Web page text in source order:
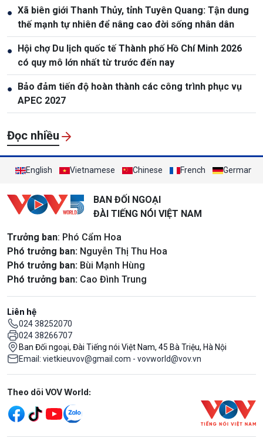
● Xã biên giới Thanh Thủy, tỉnh Tuyên Quang: Tận dung
thế mạnh tự nhiên để nâng cao đời sống nhân dân
●
Hội chợ Du lịch quốc tế Thành phố Hồ Chí Minh 2026
có quy mô lớn nhất từ trước đến nay
●
Bảo đảm tiến độ hoàn thành các công trình phục vụ
APEC 2027
Đọc nhiều
English Vietnamese Chinese French German
BAN ĐỐI NGOẠI
ĐÀI TIẾNG NÓI VIỆT NAM
Trưởng ban: Phó Cẩm Hoa
Phó trưởng ban: Nguyễn Thị Thu Hoa
Phó trưởng ban: Bùi Mạnh Hùng
Phó trưởng ban: Cao Đình Trung
Liên hệ
024 38252070
024 38266707
Ban Đối ngoại, Đài Tiếng nói Việt Nam, 45 Bà Triệu, Hà Nội
Email: vietkieuvov@gmail.com - vovworld@vov.vn
Mạng xã hội
Theo dõi VOV World: